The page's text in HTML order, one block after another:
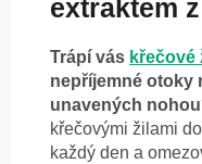
extraktem
Trápí vás křečové
nepříjemné otoky
unavených nohou
křečovými žilami
každý den a